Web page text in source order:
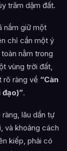
trăm dặm đất.
nắm giữ một
chỉ cần một ý
nằm trong
vùng trời đất,
rõ ràng về “Càn
đạo)”.
lâu dần tự
và khoảng cách
kiếp, phải có